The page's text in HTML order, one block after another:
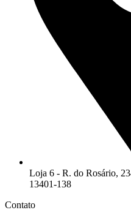
Loja 6 - R. do Rosário,
13401-138
Contato